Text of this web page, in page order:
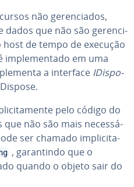
não ge­ren­ci­a­dos,
dados que não são ge­ren­ci­
de tempo de execução
im­ple­men­tado em uma
a interface IDis­po­
pelo código do
não são mais ne­ces­sá­
ser chamado im­pli­ci­ta­
, ga­ran­tindo que o
quando o objeto sair do